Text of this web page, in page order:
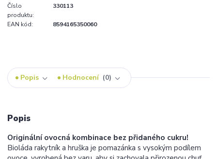
Číslo
produktu:
330113
EAN kód: 8594165350060
Popis Hodnocení 0
Popis
Originální ovocná kombinace bez přidaného cukru!
Bioláda rakytník a hruška je pomazánka s vysokým podílem